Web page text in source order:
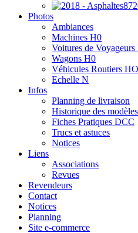
Photos
Ambiances
Machines H0
Voitures de Voyageurs
Wagons H0
Véhicules Routiers HO
Echelle N
Infos
Planning de livraison
Historique des modèles
Fiches Pratiques DCC
Trucs et astuces
Notices
Liens
Associations
Revues
Revendeurs
Contact
Notices
Planning
Site e-commerce